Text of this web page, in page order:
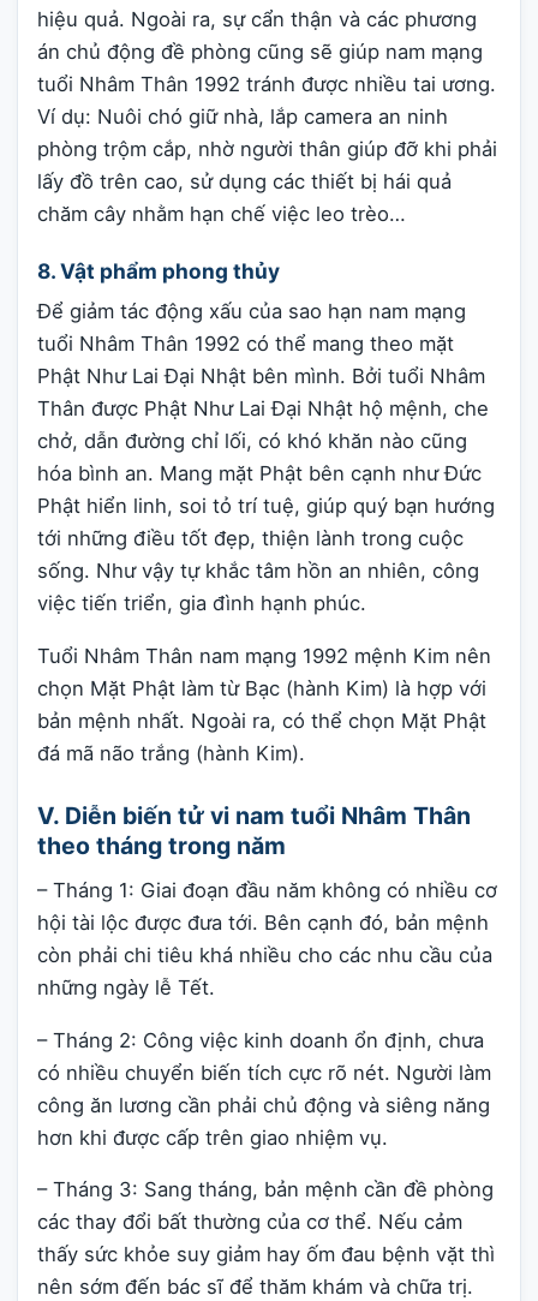
hiệu quả. Ngoài ra, sự cẩn thận và các phương
án chủ động đề phòng cũng sẽ giúp nam mạng
tuổi Nhâm Thân 1992 tránh được nhiều tai ương.
Ví dụ: Nuôi chó giữ nhà, lắp camera an ninh
phòng trộm cắp, nhờ người thân giúp đỡ khi phải
lấy đồ trên cao, sử dụng các thiết bị hái quả
chăm cây nhằm hạn chế việc leo trèo…
8. Vật phẩm phong thủy
Để giảm tác động xấu của sao hạn nam mạng
tuổi Nhâm Thân 1992 có thể mang theo mặt
Phật Như Lai Đại Nhật bên mình. Bởi tuổi Nhâm
Thân được Phật Như Lai Đại Nhật hộ mệnh, che
chở, dẫn đường chỉ lối, có khó khăn nào cũng
hóa bình an. Mang mặt Phật bên cạnh như Đức
Phật hiển linh, soi tỏ trí tuệ, giúp quý bạn hướng
tới những điều tốt đẹp, thiện lành trong cuộc
sống. Như vậy tự khắc tâm hồn an nhiên, công
việc tiến triển, gia đình hạnh phúc.
Tuổi Nhâm Thân nam mạng 1992 mệnh Kim nên
chọn Mặt Phật làm từ Bạc (hành Kim) là hợp với
bản mệnh nhất. Ngoài ra, có thể chọn Mặt Phật
đá mã não trắng (hành Kim).
V. Diễn biến tử vi nam tuổi Nhâm Thân
theo tháng trong năm
– Tháng 1: Giai đoạn đầu năm không có nhiều cơ
hội tài lộc được đưa tới. Bên cạnh đó, bản mệnh
còn phải chi tiêu khá nhiều cho các nhu cầu của
những ngày lễ Tết.
– Tháng 2: Công việc kinh doanh ổn định, chưa
có nhiều chuyển biến tích cực rõ nét. Người làm
công ăn lương cần phải chủ động và siêng năng
hơn khi được cấp trên giao nhiệm vụ.
– Tháng 3: Sang tháng, bản mệnh cần đề phòng
các thay đổi bất thường của cơ thể. Nếu cảm
thấy sức khỏe suy giảm hay ốm đau bệnh vặt thì
nên sớm đến bác sĩ để thăm khám và chữa trị.